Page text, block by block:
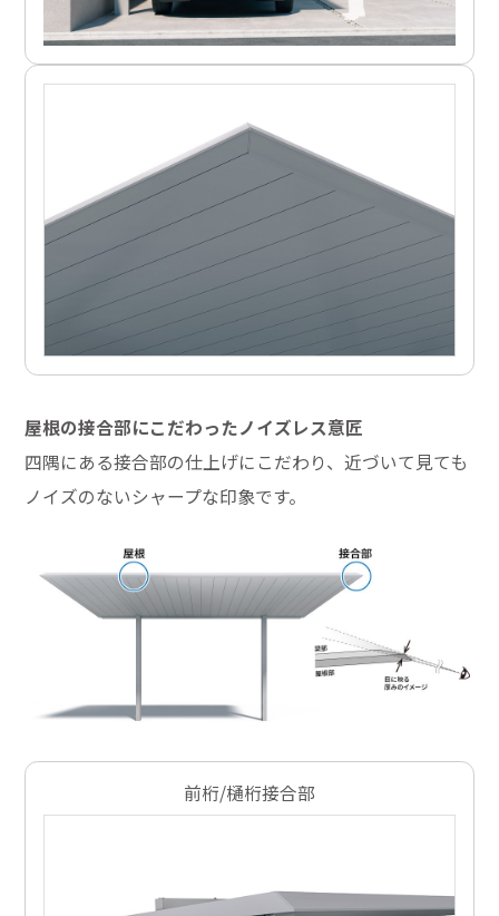
屋根の接合部にこだわったノイズレス意匠
四隅にある接合部の仕上げにこだわり、近づいて見ても
ノイズのないシャープな印象です。
前桁/樋桁接合部